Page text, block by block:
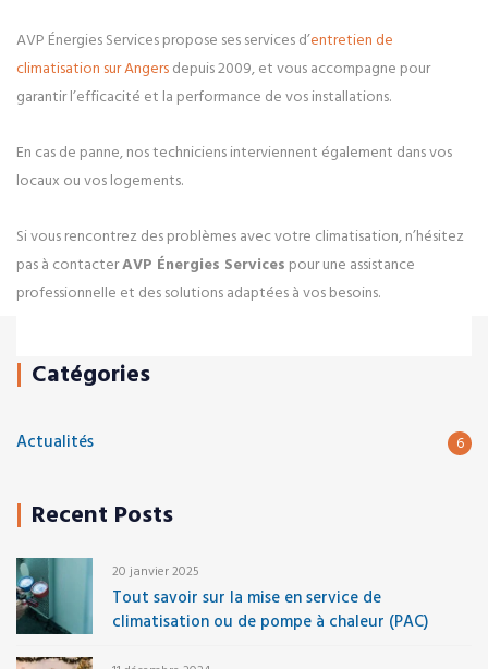
AVP Énergies Services propose ses services d’entretien de
climatisation sur Angers depuis 2009, et vous accompagne pour
garantir l’efficacité et la performance de vos installations.
En cas de panne, nos techniciens interviennent également dans vos
locaux ou vos logements.
Si vous rencontrez des problèmes avec votre climatisation, n’hésitez
pas à contacterAVP Énergies Services pour une assistance
professionnelle et des solutions adaptées à vos besoins.
Catégories
Actualités 6
Recent Posts
20 janvier 2025
Tout savoir sur la mise en service de
climatisation ou de pompe à chaleur (PAC)